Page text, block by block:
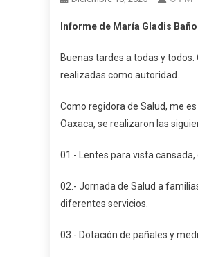
Informe de María Gladis
Buenas tardes a todas y
realizadas como autoridad.
Como regidora de Salud, me
Oaxaca, se realizaron las
01.- Lentes para vista
02.- Jornada de Salud a
diferentes servicios.
03.- Dotación de pañales y